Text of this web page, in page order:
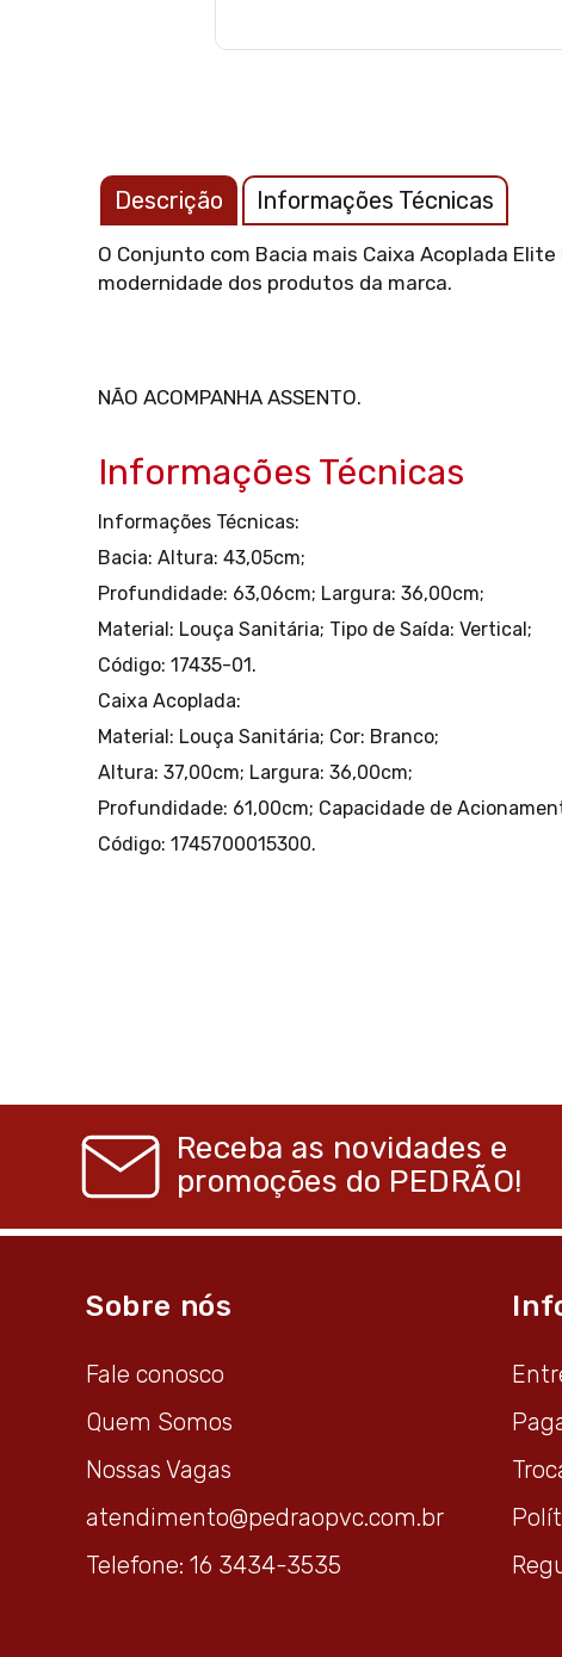
Descrição Informações Técnicas
O Conjunto com Bacia mais Caixa Acoplada
modernidade dos produtos da marca.
NÃO ACOMPANHA ASSENTO.
Informações Técnicas
Informações Técnicas:
Bacia: Altura: 43,05cm;
Profundidade: 63,06cm; Largura: 36,00cm;
Material: Louça Sanitária; Tipo de Saída: Vertical;
Código: 17435-01.
Caixa Acoplada:
Material: Louça Sanitária; Cor: Branco;
Altura: 37,00cm; Largura: 36,00cm;
Profundidade: 61,00cm; Capacidade de
Código: 1745700015300.
Receba as novidades e
promoções do PEDRÃO!
Sobre nós
Fale conosco
Quem Somos
Nossas Vagas
atendimento@pedraopvc.com.br
Telefone: 16 3434-3535